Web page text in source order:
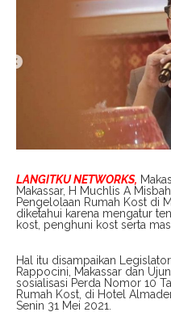
LANGITKU NETWORKS,
Makassar, H Muchlis A
Pengelolaan Rumah Kost di
diketahui karena mengatur
kost, penghuni kost serta
Hal itu disampaikan
Rappocini, Makassar dan
sosialisasi Perda Nomor 10
Rumah Kost, di Hotel
Senin 31 Mei 2021.